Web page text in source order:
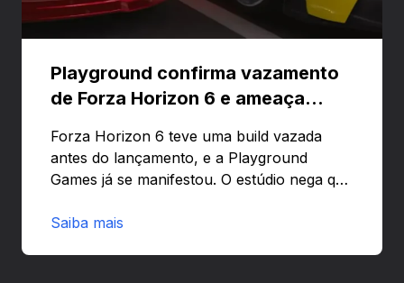
Playground confirma vazamento
de Forza Horizon 6 e ameaça
Forza Horizon 6 teve uma build vazada
antes do lançamento, e a Playground
Games já se manifestou. O estúdio nega que
preload e avisa que quem usar versões não
Saiba mais